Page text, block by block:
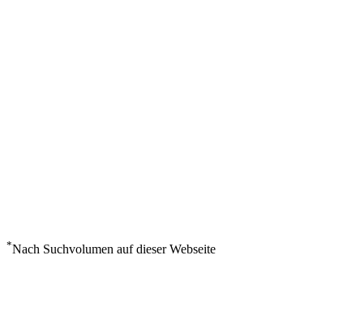
*Nach Suchvolumen auf dieser Webseite